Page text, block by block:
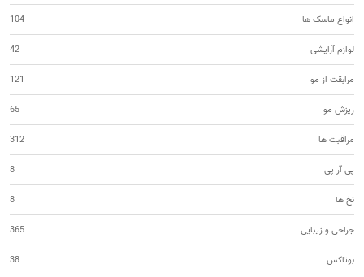
انواع ماسک ها 104
لوازم آرایشی 42
مرابقت از مو 121
ریزش مو 65
مراقبت ها 312
پی آر پی 8
نخ ها 8
جراحی و زیبایی 365
بوتاکس 38